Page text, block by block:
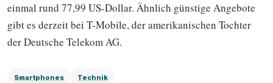
einmal rund 77,99 US-Dollar. Ähnlich günstige Angebote
gibt es derzeit bei T-Mobile, der amerikanischen Tochter
der Deutsche Telekom AG.
Smartphones Technik